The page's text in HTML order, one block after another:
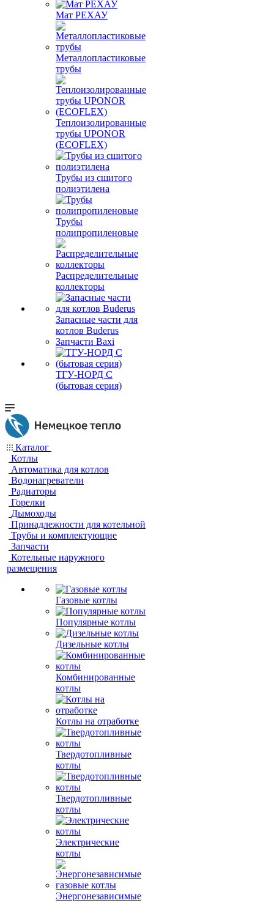
Мат РЕХАУ
Металлопластиковые
трубы
Теплоизолированные
трубы UPONOR
(ECOFLEX)
Трубы из сшитого
полиэтилена
Трубы
полипропиленовые
Распределительные
коллекторы
Запасные части для
котлов Buderus
Запчасти Baxi
ТГУ-НОРД С
(бытовая серия)
Каталог
Котлы
Автоматика для котлов
Водонагреватели
Радиаторы
Горелки
Дымоходы
Принадлежности для котельной
Трубы и комплектующие
Запчасти
Котельные наружного
размещения
Газовые котлы
Популярные котлы
Дизельные котлы
Комбинированные
котлы
Котлы на отработке
Твердотопливные
котлы
Твердотопливные
котлы
Электрические
котлы
Энергонезависимые